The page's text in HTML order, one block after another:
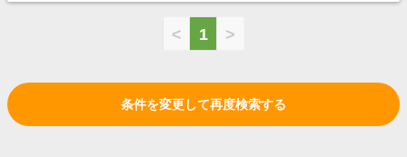
< 1 >
条件を変更して再度検索する